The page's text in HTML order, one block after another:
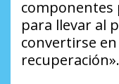
componentes
para llevar al
convertirse
recuperación».